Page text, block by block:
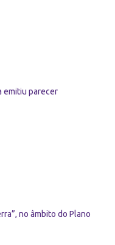
emitiu parecer
no âmbito do Plano